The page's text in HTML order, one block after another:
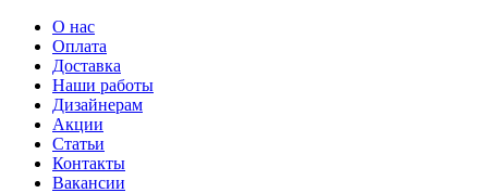
О нас
Оплата
Доставка
Наши работы
Дизайнерам
Акции
Статьи
Контакты
Вакансии